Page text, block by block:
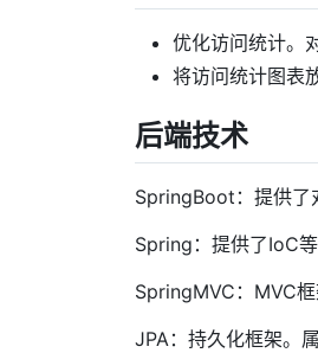
优化访问统计。
将访问统计图表
后端技术
SpringBoot：提供了
Spring：提供了IoC
SpringMVC：MVC框
JPA：持久化框架。